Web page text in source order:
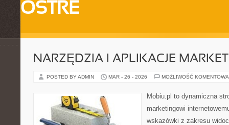
OSTRE
NARZĘDZIA I APLIKACJE
POSTED BY ADMIN MAR - 26 - 2026 MOŻLIWOŚĆ
Mobiu.pl to dynamiczna
marketingowi
wskazówki z zakresu